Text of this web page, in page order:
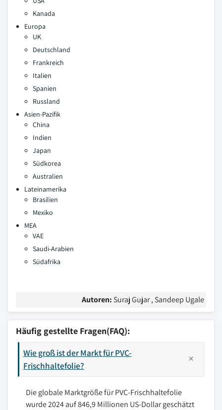
Kanada
Europa
UK
Deutschland
Frankreich
Italien
Spanien
Russland
Asien-Pazifik
China
Indien
Japan
Südkorea
Australien
Lateinamerika
Brasilien
Mexiko
MEA
VAE
Saudi-Arabien
Südafrika
Autoren: Suraj Gujar , Sandeep Ugale
Häufig gestellte Fragen(FAQ):
Wie groß ist der Markt für PVC-
Frischhaltefolie?
Die globale Marktgröße für PVC-Frischhaltefolie
wurde 2024 auf 846,9 Millionen US-Dollar geschätzt